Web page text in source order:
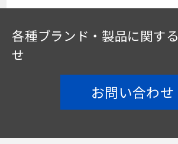
各種ブランド・製品に関する
せ
お問い合わせ